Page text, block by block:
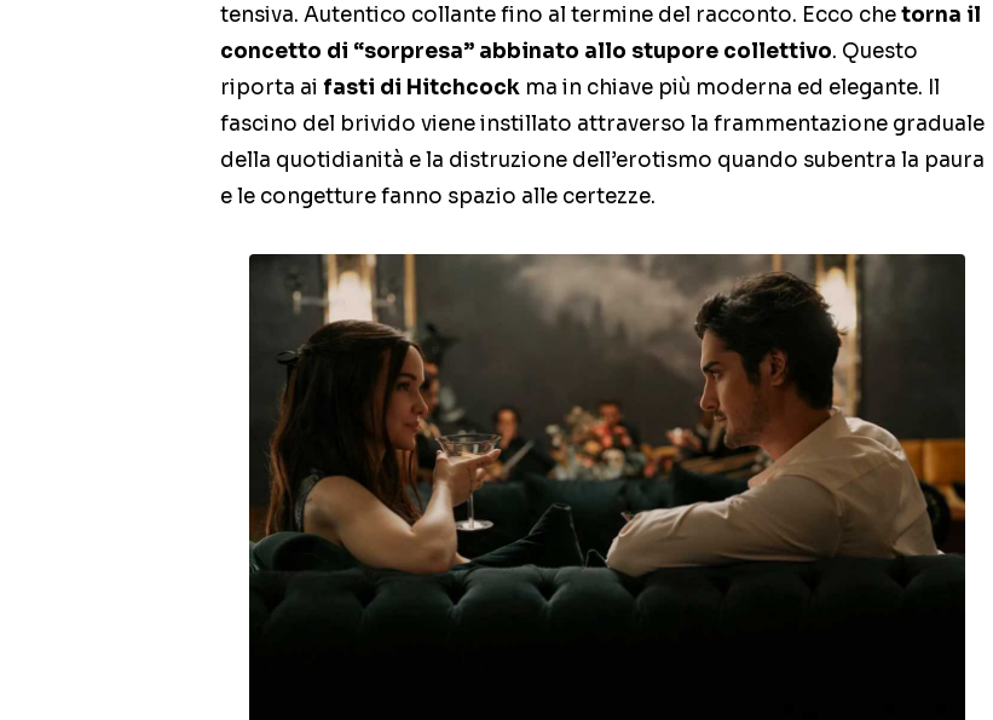
tensiva. Autentico collante fino al termine del racconto. Ecco chetorna il
concetto di “sorpresa” abbinato allo stupore collettivo. Questo
riporta ai fasti di Hitchcock ma in chiave più moderna ed elegante. Il
fascino del brivido viene instillato attraverso la frammentazione graduale
della quotidianità e la distruzione dell’erotismo quando subentra la paura
e le congetture fanno spazio alle certezze.